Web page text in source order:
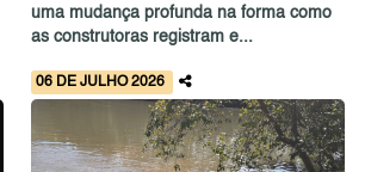
uma mudança profunda na forma como
as construtoras registram e...
06 DE JULHO 2026